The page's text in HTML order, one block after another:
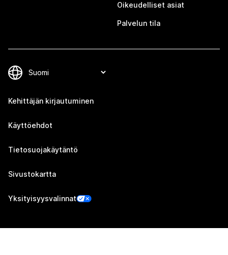
Oikeudelliset asiat
Palvelun tila
Kehittäjän kirjautuminen
Käyttöehdot
Tietosuojakäytäntö
Sivustokartta
Yksityisyysvalinnat